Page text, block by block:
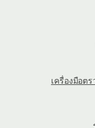
เครื่องมือต